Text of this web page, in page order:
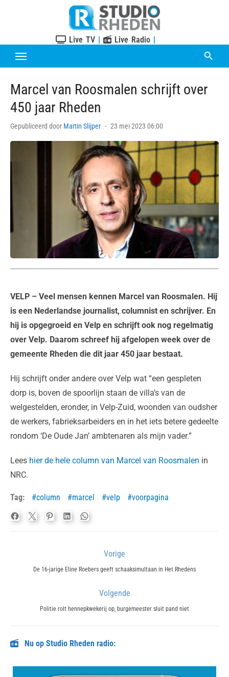
Live TV | Live Radio |
Marcel van Roosmalen schrijft over
450 jaar Rheden
Gepubliceerd door Martin Slijper
Posted
23 mei 2023 06:00
VELP – Veel mensen kennen Marcel van Roosmalen. Hij
is een Nederlandse journalist, columnist en schrijver. En
hij is opgegroeid en Velp en schrijft ook nog regelmatig
over Velp. Daarom schreef hij afgelopen week over de
gemeente Rheden die dit jaar 450 jaar bestaat.
Hij schrijft onder andere over Velp wat “een gespleten
dorp is, boven de spoorlijn staan de villa’s van de
welgestelden, eronder, in Velp-Zuid, woonden van oudsher
de werkers, fabrieksarbeiders en in het iets betere gedeelte
rondom ‘De Oude Jan’ ambtenaren als mijn vader.”
Lees hier de hele column van Marcel van Roosmalen in
NRC.
Tag: column marcel velp voorpagina
navigatie
Vorige
Previous
De 16-jarige Eline Roebers geeft schaaksimultaan in Het Rhedens
Volgende
Next
Politie rolt hennepkwekerij op, burgemeester sluit pand niet
Nu op Studio Rheden radio: